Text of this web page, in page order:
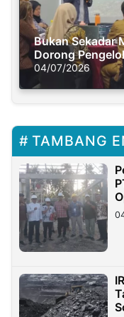
Bukan Sekadar
Dorong
Solusi Krisis Iklim
04/07/2026
TAMBANG